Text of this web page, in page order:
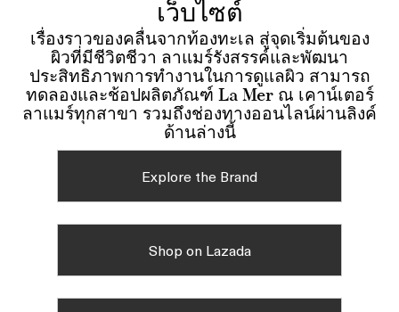
เว็บไซต์
เรื่องราวของคลื่นจากท้องทะเล สู่จุดเริ่มต้นของ
ผิวที่มีชีวิตชีวา ลาแมร์รังสรรค์และพัฒนา
ประสิทธิภาพการทำงานในการดูแลผิว สามารถ
ทดลองและช้อปผลิตภัณฑ์ La Mer ณ เคาน์เตอร์
ลาแมร์ทุกสาขา รวมถึงช่องทางออนไลน์ผ่านลิงค์
ด้านล่างนี้
Explore the Brand
Shop on Lazada